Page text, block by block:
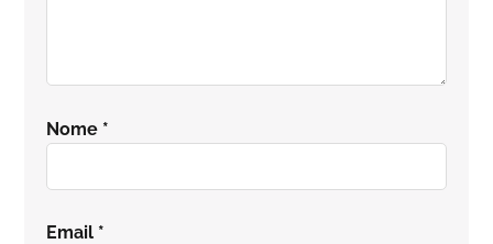
Nome *
Email *